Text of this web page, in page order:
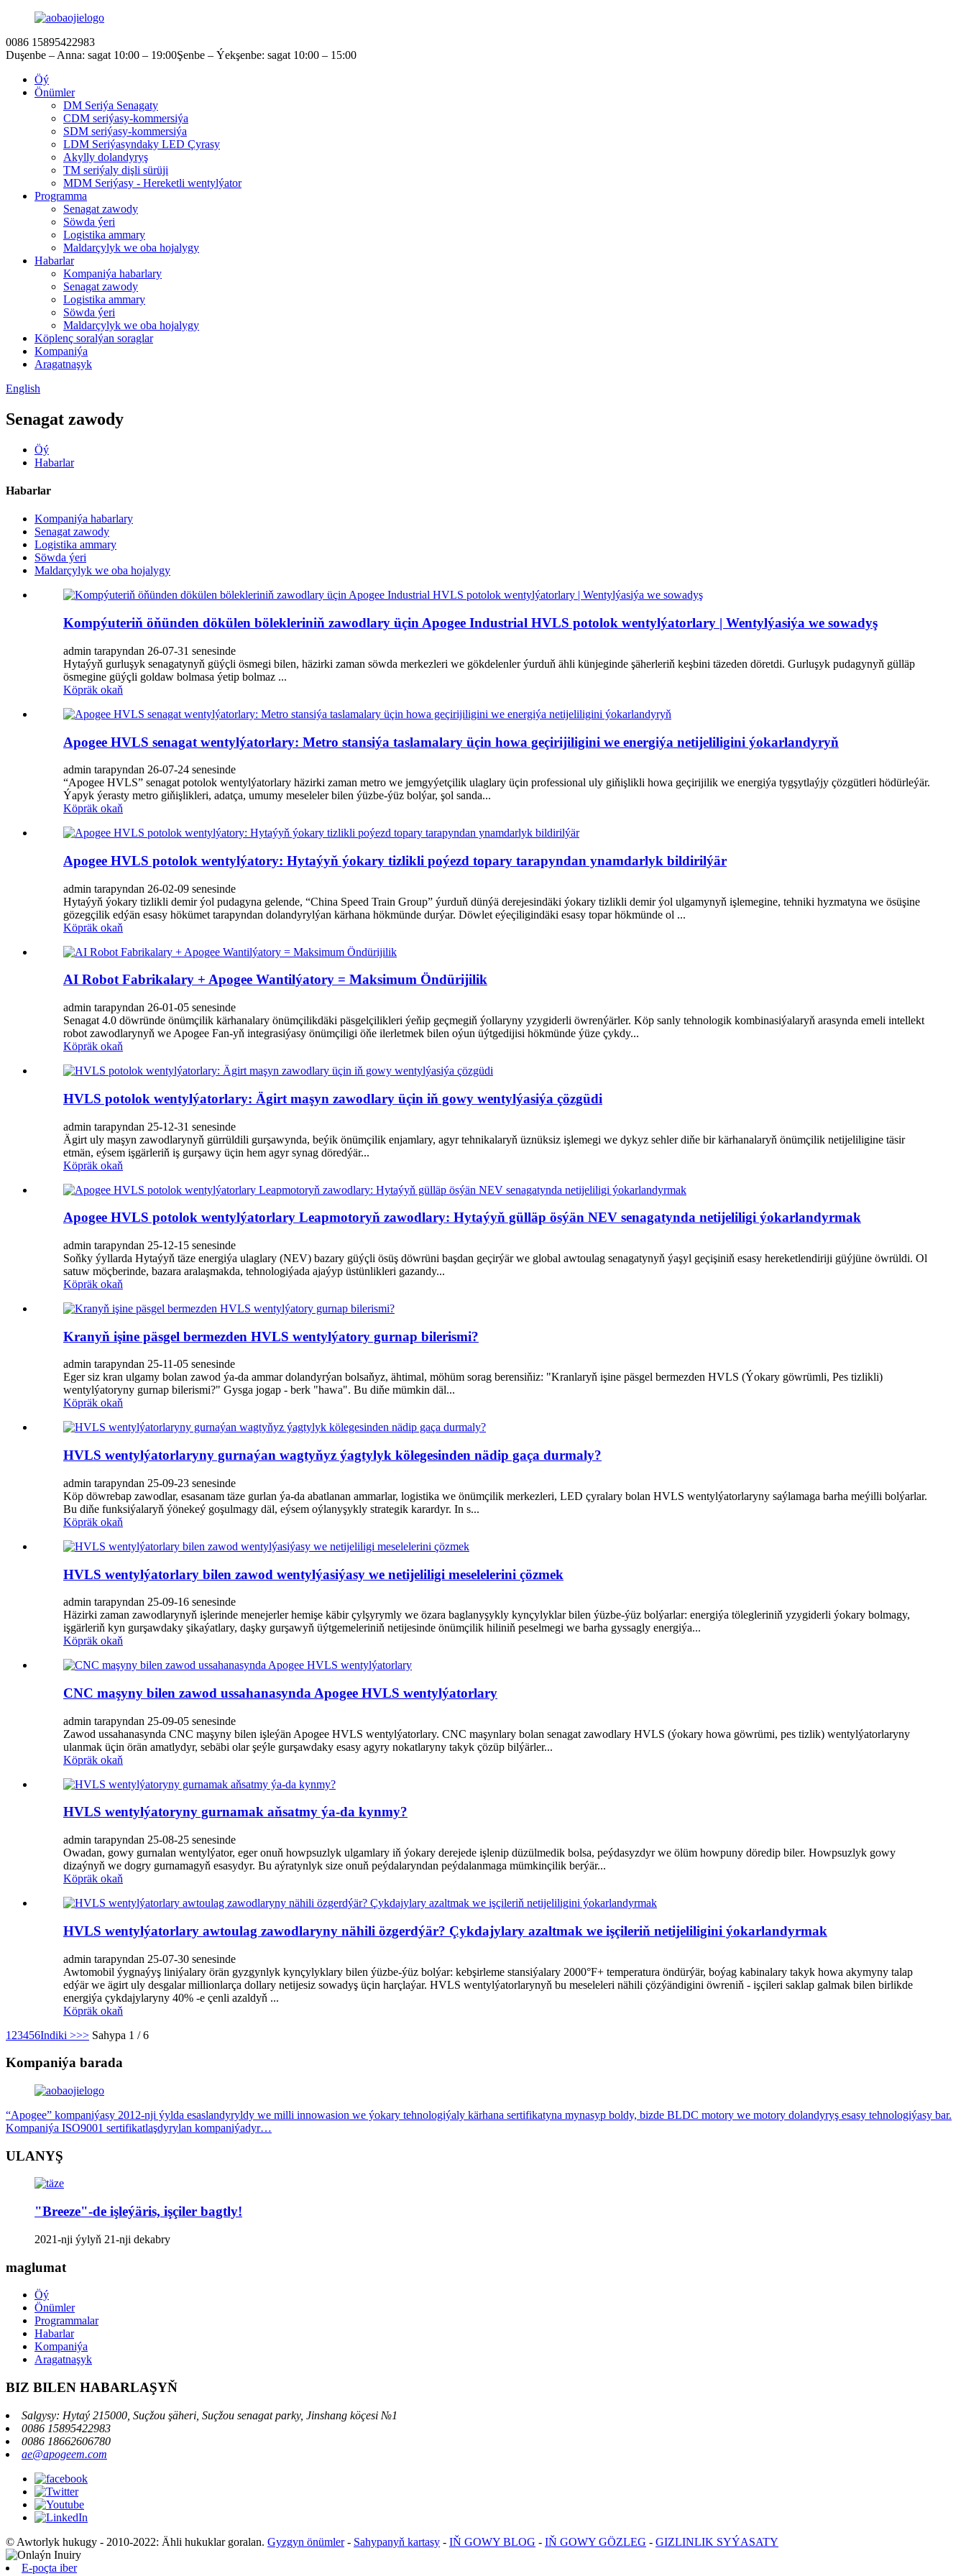
0086 15895422983
Duşenbe – Anna: sagat 10:00 – 19:00Şenbe – Ýekşenbe: sagat 10:00 – 15:00
Öý
Önümler
DM Seriýa Senagaty
CDM seriýasy-kommersiýa
SDM seriýasy-kommersiýa
LDM Seriýasyndaky LED Çyrasy
Akylly dolandyryş
TM seriýaly dişli sürüji
MDM Seriýasy - Hereketli wentylýator
Programma
Senagat zawody
Söwda ýeri
Logistika ammary
Maldarçylyk we oba hojalygy
Habarlar
Kompaniýa habarlary
Senagat zawody
Logistika ammary
Söwda ýeri
Maldarçylyk we oba hojalygy
Köplenç soralýan soraglar
Kompaniýa
Aragatnaşyk
English
Senagat zawody
Öý
Habarlar
Habarlar
Kompaniýa habarlary
Senagat zawody
Logistika ammary
Söwda ýeri
Maldarçylyk we oba hojalygy
Kompýuteriň öňünden dökülen bölekleriniň zawodlary üçin Apogee Industrial HVLS potolok wentylýatorlary | Wentylýasiýa we sowadyş
admin tarapyndan 26-07-31 senesinde
Hytaýyň gurluşyk senagatynyň güýçli ösmegi bilen, häzirki zaman söwda merkezleri we gökdelenler ýurduň ähli künjeginde şäherleriň keşbini täzeden döretdi. Gurluşyk pudagynyň gülläp
ösmegine güýçli goldaw bolmasa ýetip bolmaz ...
Köpräk okaň
Apogee HVLS senagat wentylýatorlary: Metro stansiýa taslamalary üçin howa geçirijiligini we energiýa netijeliligini ýokarlandyryň
admin tarapyndan 26-07-24 senesinde
“Apogee HVLS” senagat potolok wentylýatorlary häzirki zaman metro we jemgyýetçilik ulaglary üçin professional uly giňişlikli howa geçirijilik we energiýa tygşytlaýjy çözgütleri hödürleýär.
Ýapyk ýerasty metro giňişlikleri, adatça, umumy meseleler bilen ýüzbe-ýüz bolýar, şol sanda...
Köpräk okaň
Apogee HVLS potolok wentylýatory: Hytaýyň ýokary tizlikli poýezd topary tarapyndan ynamdarlyk bildirilýär
admin tarapyndan 26-02-09 senesinde
Hytaýyň ýokary tizlikli demir ýol pudagyna gelende, “China Speed ​​Train Group” ýurduň dünýä derejesindäki ýokary tizlikli demir ýol ulgamynyň işlemegine, tehniki hyzmatyna we ösüşine
gözegçilik edýän esasy hökümet tarapyndan dolandyrylýan kärhana hökmünde durýar. Döwlet eýeçiligindäki esasy topar hökmünde ol ...
Köpräk okaň
AI Robot Fabrikalary + Apogee Wantilýatory = Maksimum Öndürijilik
admin tarapyndan 26-01-05 senesinde
Senagat 4.0 döwründe önümçilik kärhanalary önümçilikdäki päsgelçilikleri ýeňip geçmegiň ýollaryny yzygiderli öwrenýärler. Köp sanly tehnologik kombinasiýalaryň arasynda emeli intellekt
robot zawodlarynyň we Apogee Fan-yň integrasiýasy önümçiligi öňe ilerletmek bilen oýun üýtgedijisi hökmünde ýüze çykdy...
Köpräk okaň
HVLS potolok wentylýatorlary: Ägirt maşyn zawodlary üçin iň gowy wentylýasiýa çözgüdi
admin tarapyndan 25-12-31 senesinde
Ägirt uly maşyn zawodlarynyň gürrüldili gurşawynda, beýik önümçilik enjamlary, agyr tehnikalaryň üznüksiz işlemegi we dykyz sehler diňe bir kärhanalaryň önümçilik netijeliligine täsir
etmän, eýsem işgärleriň iş gurşawy üçin hem agyr synag döredýär...
Köpräk okaň
Apogee HVLS potolok wentylýatorlary Leapmotoryň zawodlary: Hytaýyň gülläp ösýän NEV senagatynda netijeliligi ýokarlandyrmak
admin tarapyndan 25-12-15 senesinde
Soňky ýyllarda Hytaýyň täze energiýa ulaglary (NEV) bazary güýçli ösüş döwrüni başdan geçirýär we global awtoulag senagatynyň ýaşyl geçişiniň esasy hereketlendiriji güýjüne öwrüldi. Ol
satuw möçberinde, bazara aralaşmakda, tehnologiýada ajaýyp üstünlikleri gazandy...
Köpräk okaň
Kranyň işine päsgel bermezden HVLS wentylýatory gurnap bilerismi?
admin tarapyndan 25-11-05 senesinde
Eger siz kran ulgamy bolan zawod ýa-da ammar dolandyrýan bolsaňyz, ähtimal, möhüm sorag berensiňiz: "Kranlaryň işine päsgel bermezden HVLS (Ýokary göwrümli, Pes tizlikli)
wentylýatoryny gurnap bilerismi?" Gysga jogap - berk "hawa". Bu diňe mümkin däl...
Köpräk okaň
HVLS wentylýatorlaryny gurnaýan wagtyňyz ýagtylyk kölegesinden nädip gaça durmaly?
admin tarapyndan 25-09-23 senesinde
Köp döwrebap zawodlar, esasanam täze gurlan ýa-da abatlanan ammarlar, logistika we önümçilik merkezleri, LED çyralary bolan HVLS wentylýatorlaryny saýlamaga barha meýilli bolýarlar.
Bu diňe funksiýalaryň ýönekeý goşulmagy däl, eýsem oýlanyşykly strategik karardyr. In s...
Köpräk okaň
HVLS wentylýatorlary bilen zawod wentylýasiýasy we netijeliligi meselelerini çözmek
admin tarapyndan 25-09-16 senesinde
Häzirki zaman zawodlarynyň işlerinde menejerler hemişe käbir çylşyrymly we özara baglanyşykly kynçylyklar bilen ýüzbe-ýüz bolýarlar: energiýa tölegleriniň yzygiderli ýokary bolmagy,
işgärleriň kyn gurşawdaky şikaýatlary, daşky gurşawyň üýtgemeleriniň netijesinde önümçilik hiliniň peselmegi we barha gyssagly energiýa...
Köpräk okaň
CNC maşyny bilen zawod ussahanasynda Apogee HVLS wentylýatorlary
admin tarapyndan 25-09-05 senesinde
Zawod ussahanasynda CNC maşyny bilen işleýän Apogee HVLS wentylýatorlary. CNC maşynlary bolan senagat zawodlary HVLS (ýokary howa göwrümi, pes tizlik) wentylýatorlaryny
ulanmak üçin örän amatlydyr, sebäbi olar şeýle gurşawdaky esasy agyry nokatlaryny takyk çözüp bilýärler...
Köpräk okaň
HVLS wentylýatoryny gurnamak aňsatmy ýa-da kynmy?
admin tarapyndan 25-08-25 senesinde
Owadan, gowy gurnalan wentylýator, eger onuň howpsuzlyk ulgamlary iň ýokary derejede işlenip düzülmedik bolsa, peýdasyzdyr we ölüm howpuny döredip biler. Howpsuzlyk gowy
dizaýnyň we dogry gurnamagyň esasydyr. Bu aýratynlyk size onuň peýdalaryndan peýdalanmaga mümkinçilik berýär...
Köpräk okaň
HVLS wentylýatorlary awtoulag zawodlaryny nähili özgerdýär? Çykdajylary azaltmak we işçileriň netijeliligini ýokarlandyrmak
admin tarapyndan 25-07-30 senesinde
Awtomobil ýygnaýyş liniýalary örän gyzgynlyk kynçylyklary bilen ýüzbe-ýüz bolýar: kebşirleme stansiýalary 2000°F+ temperatura öndürýär, boýag kabinalary takyk howa akymyny talap
edýär we ägirt uly desgalar millionlarça dollary netijesiz sowadyş üçin harçlaýar. HVLS wentylýatorlarynyň bu meseleleri nähili çözýändigini öwreniň - işçileri saklap galmak bilen birlikde
energiýa çykdajylaryny 40% -e çenli azaldyň ...
Köpräk okaň
1 23456Indiki >>> Sahypa 1 / 6
Kompaniýa barada
“Apogee” kompaniýasy 2012-nji ýylda esaslandyryldy we milli innowasion we ýokary tehnologiýaly kärhana sertifikatyna mynasyp boldy, bizde BLDC motory we motory dolandyryş esasy tehnologiýasy bar.
Kompaniýa ISO9001 sertifikatlaşdyrylan kompaniýadyr…
ULANYŞ
"Breeze"-de işleýäris, işçiler bagtly!
2021-nji ýylyň 21-nji dekabry
maglumat
Öý
Önümler
Programmalar
Habarlar
Kompaniýa
Aragatnaşyk
BIZ BILEN HABARLAŞYŇ
Salgysy: Hytaý 215000, Suçžou şäheri, Suçžou senagat parky, Jinshang köçesi №1
0086 15895422983
0086 18662606780
ae@apogeem.com
© Awtorlyk hukugy - 2010-2022: Ähli hukuklar goralan. Gyzgyn önümler- Sahypanyň kartasy - IŇ GOWY BLOG - IŇ GOWY GÖZLEG - GIZLINLIK SYÝASATY
E-poçta iber